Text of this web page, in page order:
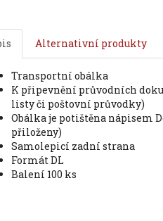
Alternativní produkty
transportní obálka
k připevnění průvodních dokumentů na balíky (např. faktury, dodací
listy či poštovní průvodky)
obálka je potištěna nápisem Document Enclosed (česky dokumenty
přiloženy)
samolepicí zadní strana
formát DL
balení 100 ks